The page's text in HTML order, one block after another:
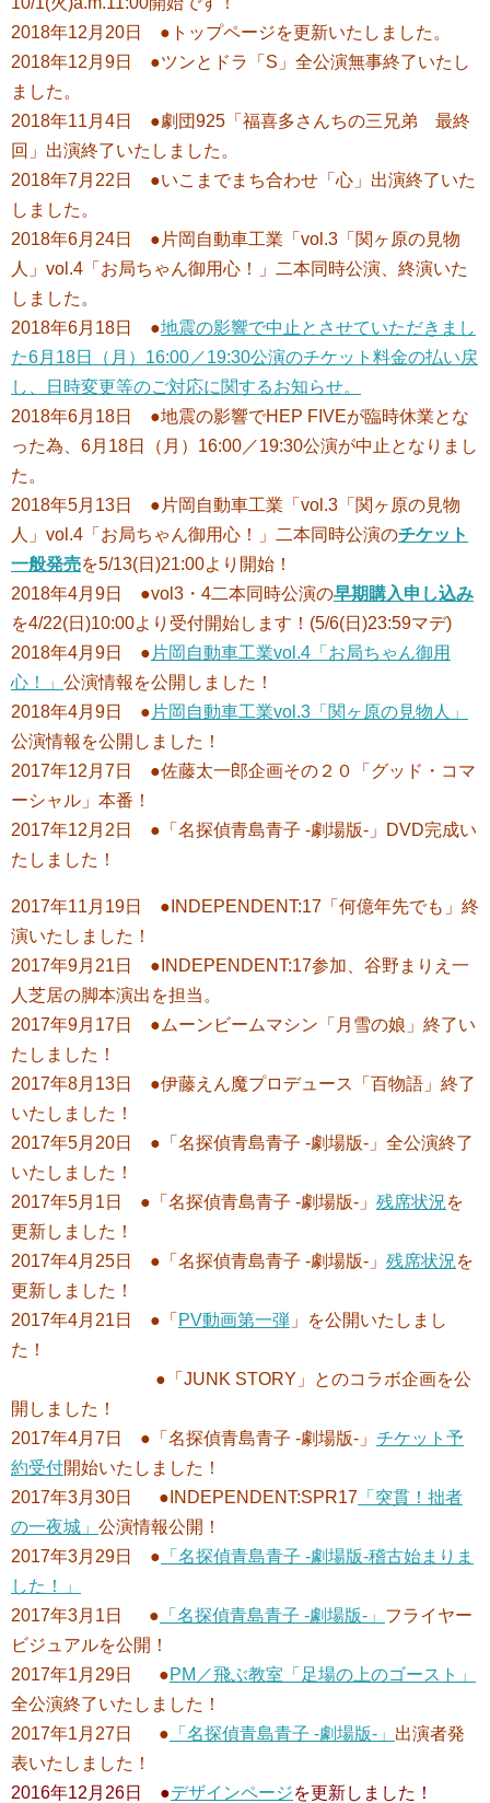
2018年12月20日 ●トップページを更新いたしました。
2018年12月9日 ●ツンとドラ「S」全公演無事終了いたし
ました。
2018年11月4日 ●劇団925「福喜多さんちの三兄弟 最終
回」出演終了いたしました。
2018年7月22日 ●いこまでまち合わせ「心」出演終了いた
しました。
2018年6月24日 ●片岡自動車工業「vol.3「関ヶ原の見物
人」vol.4「お局ちゃん御用心！」二本同時公演、終演いた
しました。
2018年6月18日 ●地震の影響で中止とさせていただきまし
た6月18日（月）16:00／19:30公演のチケット料金の払い戻
し、日時変更等のご対応に関するお知らせ。
2018年6月18日 ●地震の影響でHEP FIVEが臨時休業とな
った為、6月18日（月）16:00／19:30公演が中止となりまし
た。
2018年5月13日 ●片岡自動車工業「vol.3「関ヶ原の見物
人」vol.4「お局ちゃん御用心！」二本同時公演のチケット
一般発売を5/13(日)21:00より開始！
2018年4月9日 ●vol3・4二本同時公演の早期購入申し込み
を4/22(日 )10:00より受付開始します！(5/6(日)23:59マデ)
2018年4月9日 ● 片岡自動車工業vol.4「お局ちゃん御用
心！」 公演情報を公開しました！
2018年4月9日 ● 片岡自動車工業vol.3「関ヶ原の見物人」
公演情報を公開しました！
2017年12月7日 ●佐藤太一郎企画その２０「グッド・コマ
ーシャル」本番！
2017年12月2日 ●「名探偵青島青子 -劇場版-」DVD完成い
たしました！
2017年11月19日 ●INDEPENDENT:17「何億年先でも」終
演いたしました！
2017年9月21日 ●INDEPENDENT:17参加、谷野まりえ一
人芝居の脚本演出を担当。
2017年9月17日 ●ムーンビームマシン「月雪の娘」終了い
たしました！
2017年8月13日 ●伊藤えん魔プロデュース「百物語」終了
いたしました！
2017年5月20日 ●「名探偵青島青子 -劇場版-」全公演終了
いたしました！
2017年5月1日 ●「名探偵青島青子 -劇場版-」 残席状況を
更新しました！
2017年4月25日 ●「名探偵青島青子 -劇場版-」 残席状況を
更新しました！
2017年4月21日 ●「 PV動画第一弾 」を公開いたしまし
た！
●「 JUNK STORY」とのコラボ企画を公
開しました！
2017年4月7日 ●「名探偵青島青子 -劇場版-」 チケット予
約受付開始いたしました！
2017年3月30日 ●INDEPENDENT:SPR17 「突貫！拙者
の一夜城」 公演情報公開！
2017年3月29日 ● 「名探偵青島青子 -劇場版-稽古始まりま
した！」
2017年3月1日 ● 「名探偵青島青子 -劇場版-」 フライヤー
ビジュアルを公開！
2017年1月29日 ●PM／飛ぶ教室「足場の上のゴースト」
全公演終了いたしました！
2017年1月27日 ● 「名探偵青島青子 -劇場版-」 出演者発
表いたしました！
2016年12月26日 ●デザインページを更新しました！